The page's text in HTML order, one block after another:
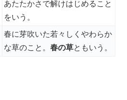
あたたかさで解けはじめること
をいう。
春に芽吹いた若々しくやわらか
な草のこと。 春の草ともいう。